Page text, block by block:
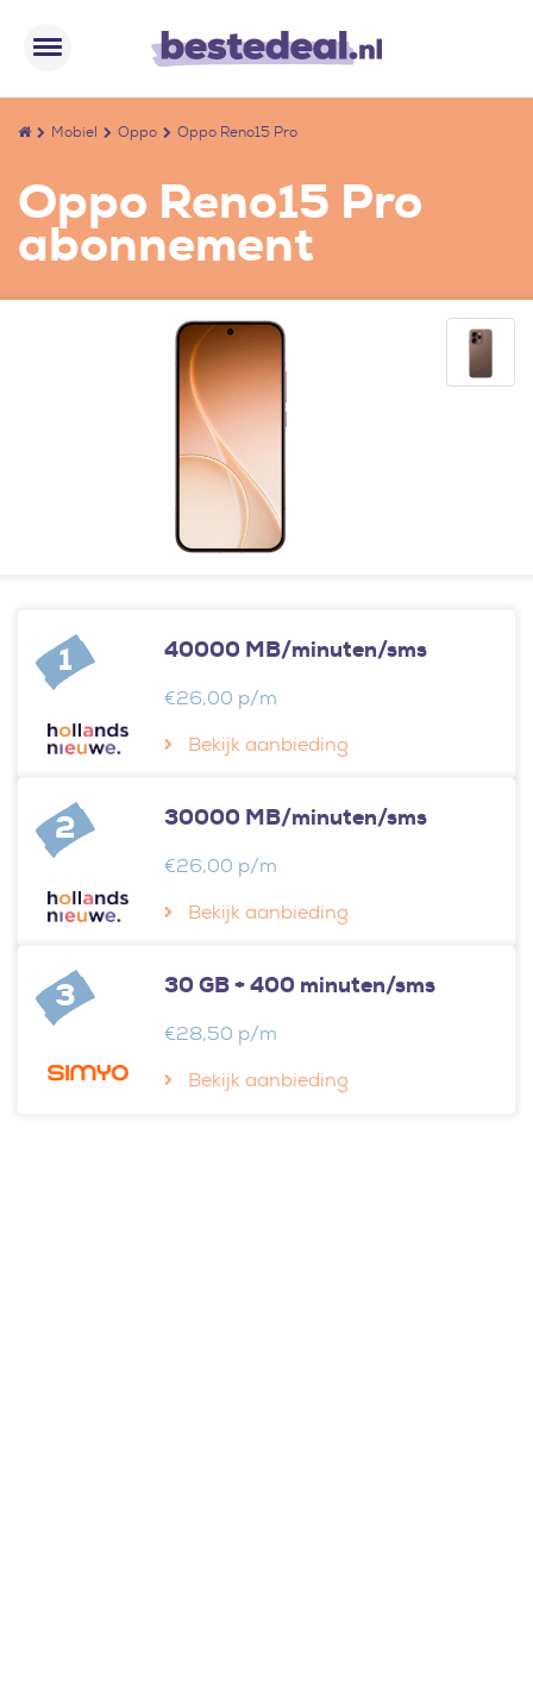
Mobiel Oppo Oppo Reno15 Pro
Oppo Reno15 Pro
abonnement
1 40000 MB/minuten/sms
€26,00 p/m
Bekijk aanbieding
2 30000 MB/minuten/sms
€26,00 p/m
Bekijk aanbieding
3 30 GB + 400 minuten/sms
€28,50 p/m
Bekijk aanbieding